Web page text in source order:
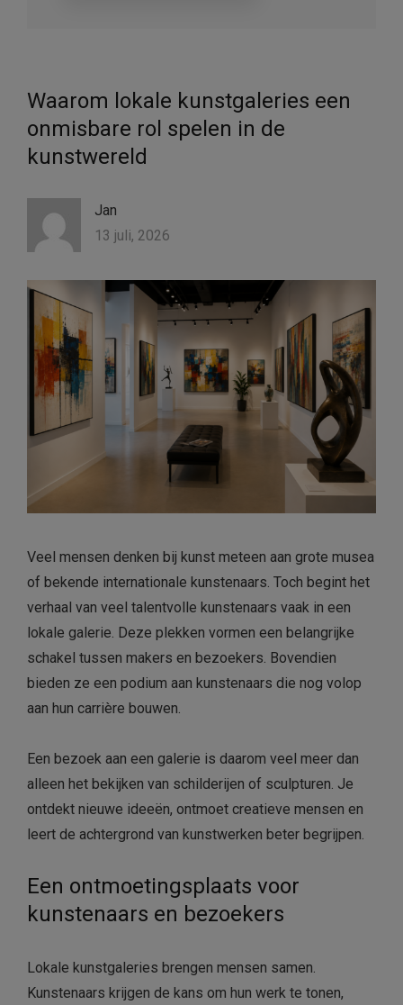
Waarom lokale kunstgaleries een
onmisbare rol spelen in de
kunstwereld
Jan
13 juli, 2026
Veel mensen denken bij kunst meteen aan grote musea
of bekende internationale kunstenaars. Toch begint het
verhaal van veel talentvolle kunstenaars vaak in een
lokale galerie. Deze plekken vormen een belangrijke
schakel tussen makers en bezoekers. Bovendien
bieden ze een podium aan kunstenaars die nog volop
aan hun carrière bouwen.
Een bezoek aan een galerie is daarom veel meer dan
alleen het bekijken van schilderijen of sculpturen. Je
ontdekt nieuwe ideeën, ontmoet creatieve mensen en
leert de achtergrond van kunstwerken beter begrijpen.
Een ontmoetingsplaats voor
kunstenaars en bezoekers
Lokale kunstgaleries brengen mensen samen.
Kunstenaars krijgen de kans om hun werk te tonen,